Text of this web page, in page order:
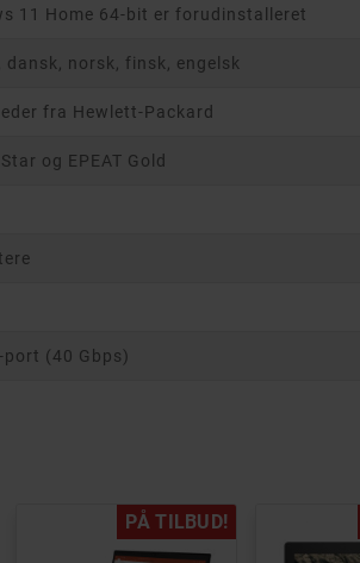
11 Home 64-bit er forudinstalleret
dansk, norsk, finsk, engelsk
fra Hewlett-Packard
og EPEAT Gold
port (40 Gbps)
PÅ TILBUD!